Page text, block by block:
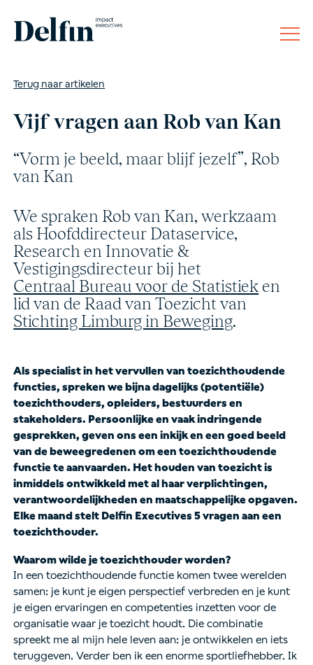
Terug naar artikelen
Vijf vragen aan Rob van Kan
“Vorm je beeld, maar blijf jezelf”, Rob
van Kan
We spraken Rob van Kan, werkzaam
als Hoofddirecteur Dataservice,
Research en Innovatie &
Vestigingsdirecteur bij het
Centraal Bureau voor de Statistiek en
lid van de Raad van Toezicht van
Stichting Limburg in Beweging.
Als specialist in het vervullen van toezichthoudende
functies, spreken we bijna dagelijks (potentiële)
toezichthouders, opleiders, bestuurders en
stakeholders. Persoonlijke en vaak indringende
gesprekken, geven ons een inkijk en een goed beeld
van de beweegredenen om een toezichthoudende
functie te aanvaarden. Het houden van toezicht is
inmiddels ontwikkeld met al haar verplichtingen,
verantwoordelijkheden en maatschappelijke opgaven.
Elke maand stelt Delfin Executives 5 vragen aan een
toezichthouder.
Waarom wilde je toezichthouder worden?
In een toezichthoudende functie komen twee werelden
samen: je kunt je eigen perspectief verbreden en je kunt
je eigen ervaringen en competenties inzetten voor de
organisatie waar je toezicht houdt. Die combinatie
spreekt me al mijn hele leven aan: je ontwikkelen en iets
teruggeven. Verder ben ik een enorme sportliefhebber. Ik